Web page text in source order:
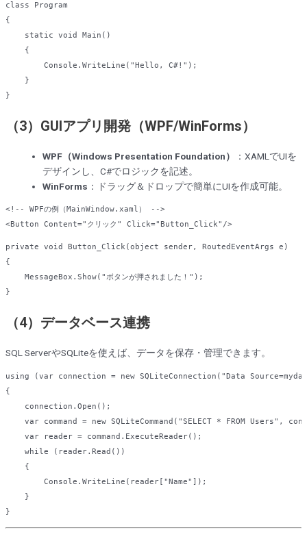
class
Program
{
static
void Main ()
{
        Console.WriteLine(
"Hello, C#!" );
    }
（3）GUIアプリ開発（WPF/WinForms）
WPF（Windows Presentation Foundation）
：XAMLでUIを
デザインし、C#でロジックを記述。
WinForms ：ドラッグ＆ドロップで簡単にUIを作成可能。
<!-- WPFの例（MainWindow.xaml） -->
<Button Content="クリック" Click="Button_Click" />
private void Button_Click(object sender, RoutedEventArgs e
{
    MessageBox.Show(
"ボタンが押されました！" );
（4）データベース連携
SQL ServerやSQLiteを使えば、データを保存・管理できます。
using ( var connection = new SQLiteConnection ( "Data
{
    connection.Open();
var command = new SQLiteCommand ( "SELECT * FROM Users" ,
var reader = command.ExecuteReader();
while (reader.Read())
    {
        Console.WriteLine(reader[
"Name"
]);
    }